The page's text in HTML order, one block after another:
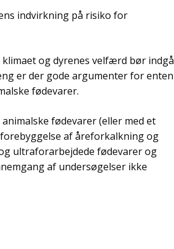
indvirkning på risiko for
og dyrenes velfærd bør indgå
er der gode argumenter for enten
fødevarer.
fødevarer (eller med et
af åreforkalkning og
ultraforarbejdede fødevarer og
af undersøgelser ikke